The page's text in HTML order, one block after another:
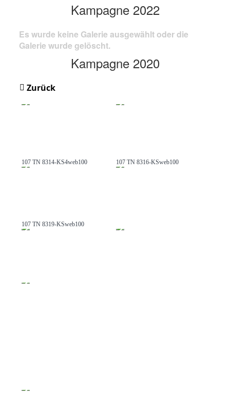
Kampagne 2022
Es wurde keine Galerie ausgewählt oder die
Galerie wurde gelöscht.
Kampagne 2020
Zurück
107 TN 8314-KS4web100 107 TN 8316-KSweb100
107 TN 8319-KSweb100